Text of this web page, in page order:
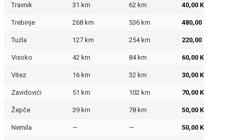
Travnik 31 km 62 km 40,00 KM
Trebinje 268 km 536 km 480,00 KM
Tuzla 127 km 254 km 220,00 KM
Visoko 42 km 84 km 60,00 KM
Vitez 16 km 32 km 30,00 KM
Zavidovići 51 km 102 km 70,00 KM
Žepče 39 km 78 km 50,00 KM
Nemila — — 50,00 KM